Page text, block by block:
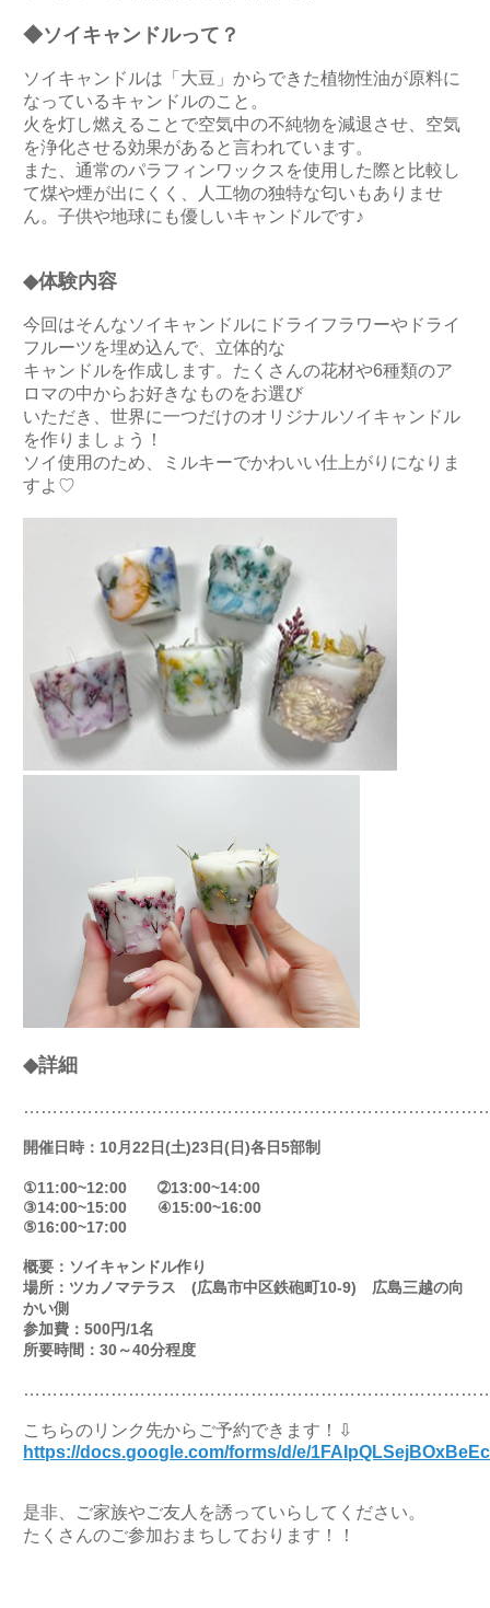
◆ソイキャンドルって？
ソイキャンドルは「大豆」からできた植物性油が原料に
なっているキャンドルのこと。
火を灯し燃えることで空気中の不純物を減退させ、空気
を浄化させる効果があると言われています。
また、通常のパラフィンワックスを使用した際と比較し
て煤や煙が出にくく、人工物の独特な匂いもありませ
ん。子供や地球にも優しいキャンドルです♪
◆体験内容
今回はそんなソイキャンドルにドライフラワーやドライ
フルーツを埋め込んで、立体的な
キャンドルを作成します。たくさんの花材や6種類のア
ロマの中からお好きなものをお選び
いただき、世界に一つだけのオリジナルソイキャンドル
を作りましょう！
ソイ使用のため、ミルキーでかわいい仕上がりになりま
すよ♡
◆詳細
開催日時：10月22日(土)23日(日)各日5部制
①11:00~12:00 ➁13:00~14:00
③14:00~15:00 ④15:00~16:00
⑤16:00~17:00
概要：ソイキャンドル作り
場所：ツカノマテラス (広島市中区鉄砲町10-9) 広島三越の向
かい側
参加費：500円/1名
所要時間：30～40分程度
こちらのリンク先からご予約できます！⇩
https://docs.google.com/forms/d/e/
是非、ご家族やご友人を誘っていらしてください。
たくさんのご参加おまちしております！！